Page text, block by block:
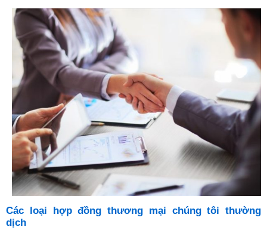
Các loại hợp đồng thương mại chúng tôi thường
dịch